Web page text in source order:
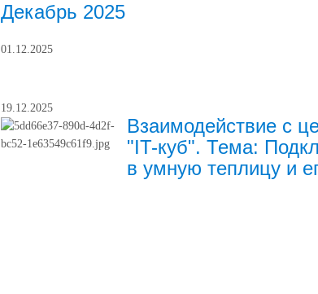
Декабрь 2025
01.12.2025
19.12.2025
Взаимодействие с
"IT-куб". Тема:
в умную теплицу и